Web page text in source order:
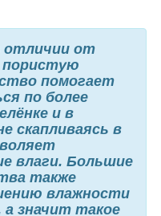
отличии от
пористую
помогает
по более
и в
скапливаясь в
влаги. Большие
также
влажности
а значит такое